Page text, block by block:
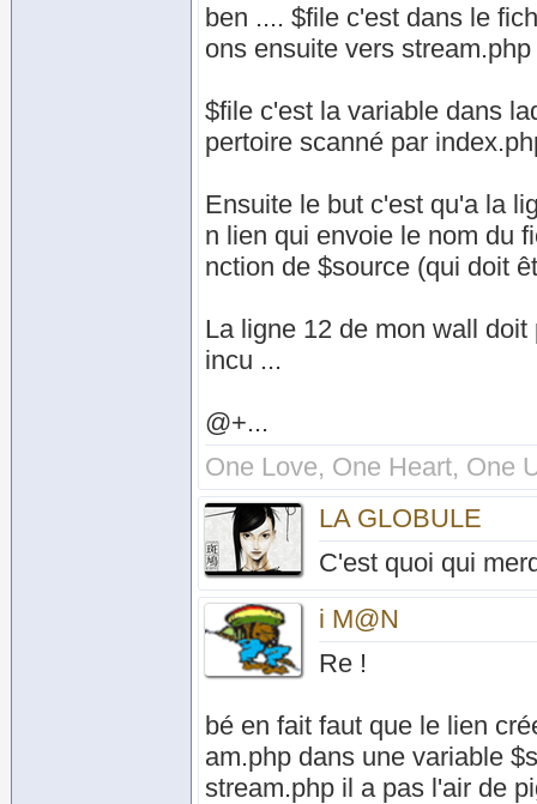
ben .... $file c'est dans le
ons ensuite vers
$file c'est la variable dans
pertoire scanné par
Ensuite le but c'est qu'a la
n lien qui envoie le nom du
nction de $source (qui doit
La ligne 12 de mon wall
incu ...
@+...
One Love, One Heart, One
LA GLOBULE
C'est quoi qui
i M@N
Re !
bé en fait faut que le lien
am.php dans une variable
stream.php il a pas l'air de